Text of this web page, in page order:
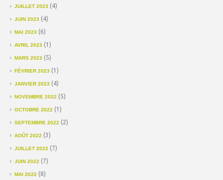
JUILLET 2023 (4)
JUIN 2023 (4)
MAI 2023 (6)
AVRIL 2023 (1)
MARS 2023 (5)
FÉVRIER 2023 (1)
JANVIER 2023 (4)
NOVEMBRE 2022 (5)
OCTOBRE 2022 (1)
SEPTEMBRE 2022 (2)
AOÛT 2022 (3)
JUILLET 2022 (7)
JUIN 2022 (7)
MAI 2022 (8)